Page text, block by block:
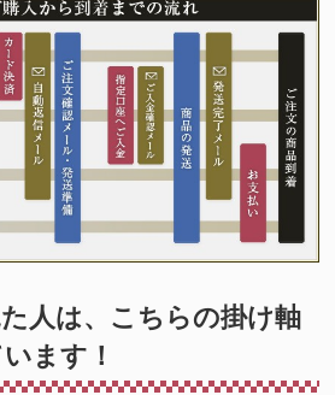
人は、こちらの掛け軸
ます！